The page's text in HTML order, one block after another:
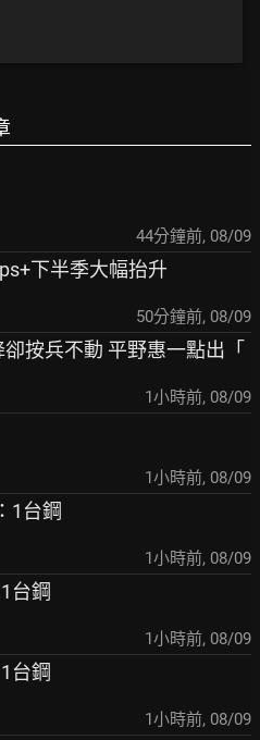
44分鐘前, 08/09
下半季大幅抬升
50分鐘前, 08/09
按兵不動 平野惠一點出「
1小時前, 08/09
1小時前, 08/09
1台鋼
1小時前, 08/09
台鋼
1小時前, 08/09
台鋼
1小時前, 08/09